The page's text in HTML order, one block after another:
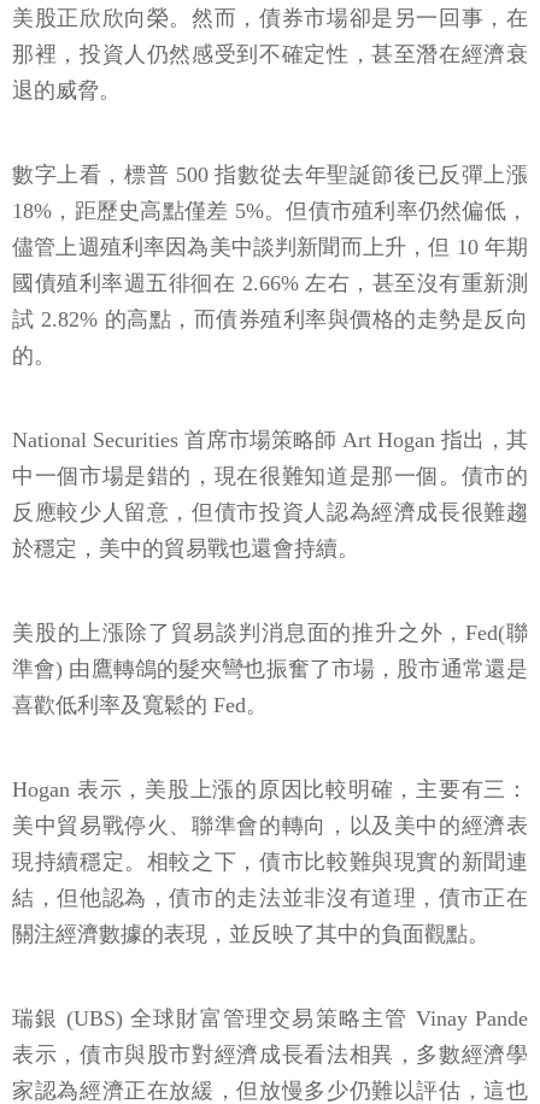
美股正欣欣向榮。然而，債券市場卻是另一回事，在
那裡，投資人仍然感受到不確定性，甚至潛在經濟衰
退的威脅。
數字上看，標普 500 指數從去年聖誕節後已反彈上漲
18%，距歷史高點僅差 5%。但債市殖利率仍然偏低，
儘管上週殖利率因為美中談判新聞而上升，但 10 年期
國債殖利率週五徘徊在 2.66% 左右，甚至沒有重新測
試 2.82% 的高點，而債券殖利率與價格的走勢是反向
的。
National Securities 首席市場策略師 Art Hogan 指出，其
中一個市場是錯的，現在很難知道是那一個。債市的
反應較少人留意，但債市投資人認為經濟成長很難趨
於穩定，美中的貿易戰也還會持續。
美股的上漲除了貿易談判消息面的推升之外，Fed(聯
準會) 由鷹轉鴿的髮夾彎也振奮了市場，股市通常還是
喜歡低利率及寬鬆的 Fed。
Hogan 表示，美股上漲的原因比較明確，主要有三：
美中貿易戰停火、聯準會的轉向，以及美中的經濟表
現持續穩定。相較之下，債市比較難與現實的新聞連
結，但他認為，債市的走法並非沒有道理，債市正在
關注經濟數據的表現，並反映了其中的負面觀點。
瑞銀 (UBS) 全球財富管理交易策略主管 Vinay Pande
表示，債市與股市對經濟成長看法相異，多數經濟學
家認為經濟正在放緩，但放慢多少仍難以評估，這也